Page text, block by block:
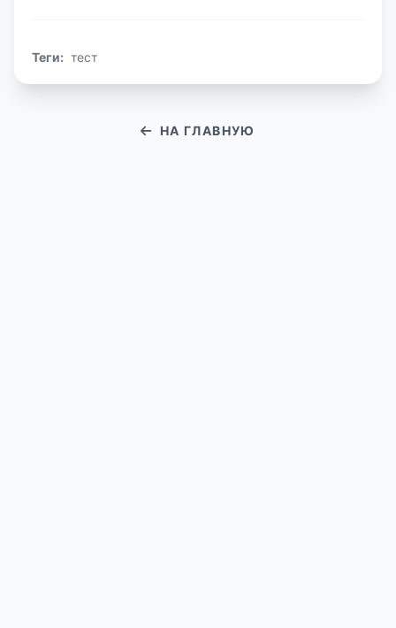
Теги: тест
НА ГЛАВНУЮ